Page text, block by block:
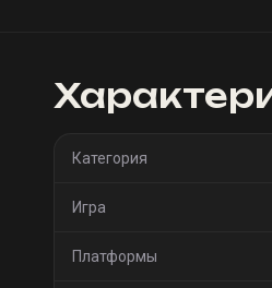
Hits
Категория
Игра
Платформы